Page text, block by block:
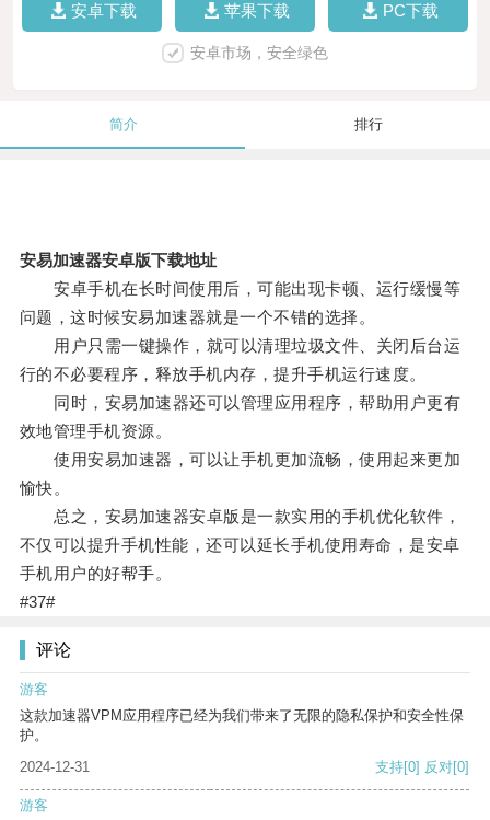
安卓下载 苹果下载 PC下载
安卓市场，安全绿色
简介 排行
安易加速器安卓版下载地址
安卓手机在长时间使用后，可能出现卡顿、运行缓慢等
问题，这时候安易加速器就是一个不错的选择。
用户只需一键操作，就可以清理垃圾文件、关闭后台运
行的不必要程序，释放手机内存，提升手机运行速度。
同时，安易加速器还可以管理应用程序，帮助用户更有
效地管理手机资源。
使用安易加速器，可以让手机更加流畅，使用起来更加
愉快。
总之，安易加速器安卓版是一款实用的手机优化软件，
不仅可以提升手机性能，还可以延长手机使用寿命，是安卓
手机用户的好帮手。
#37#
评论
游客
这款加速器VPM应用程序已经为我们带来了无限的隐私保护和安全性保
护。
2024-12-31
支持[0] 反对[0]
游客